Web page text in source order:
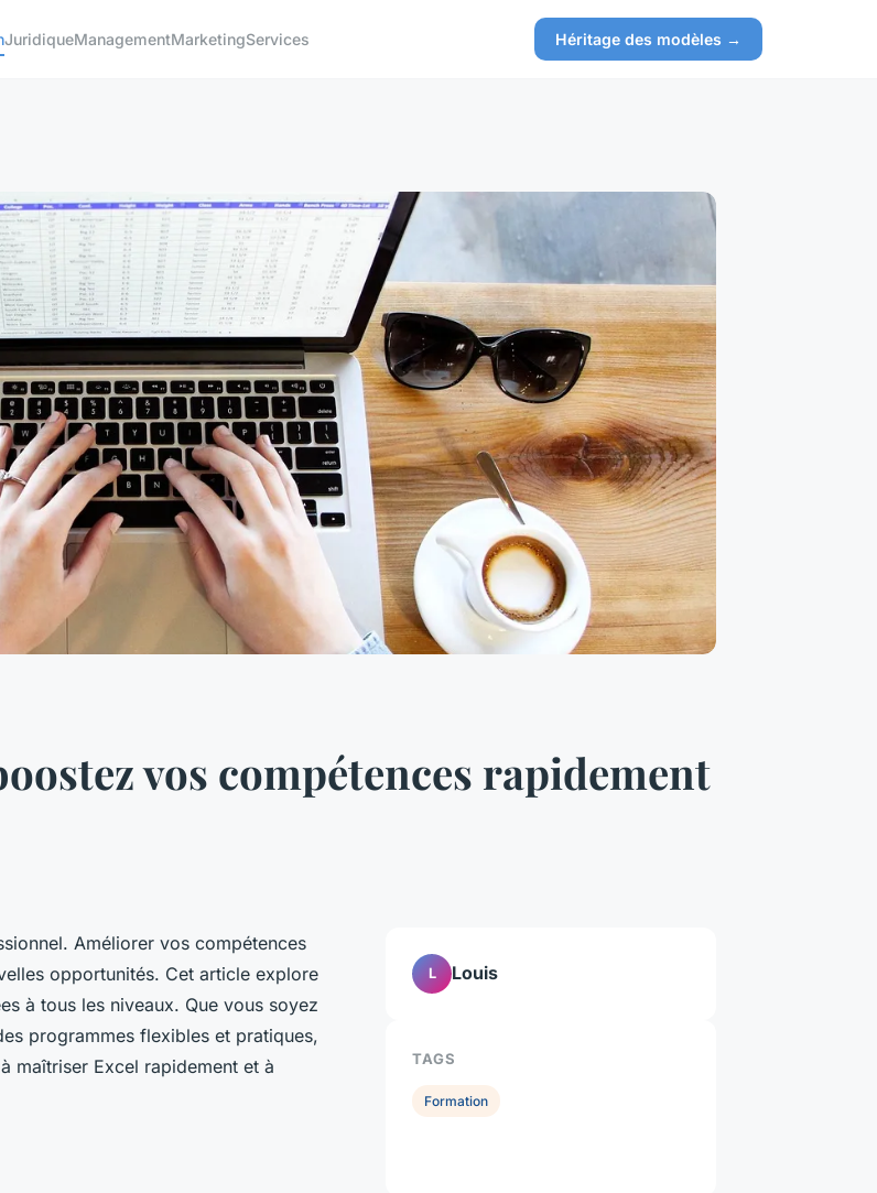
JuridiqueManagementMarketingServices Héritage des modèles →
vos compétences rapidement
Améliorer vos compétences
opportunités. Cet article explore
à tous les niveaux. Que vous soyez
programmes flexibles et pratiques,
maîtriser Excel rapidement et à
L Louis
TAGS
Formation